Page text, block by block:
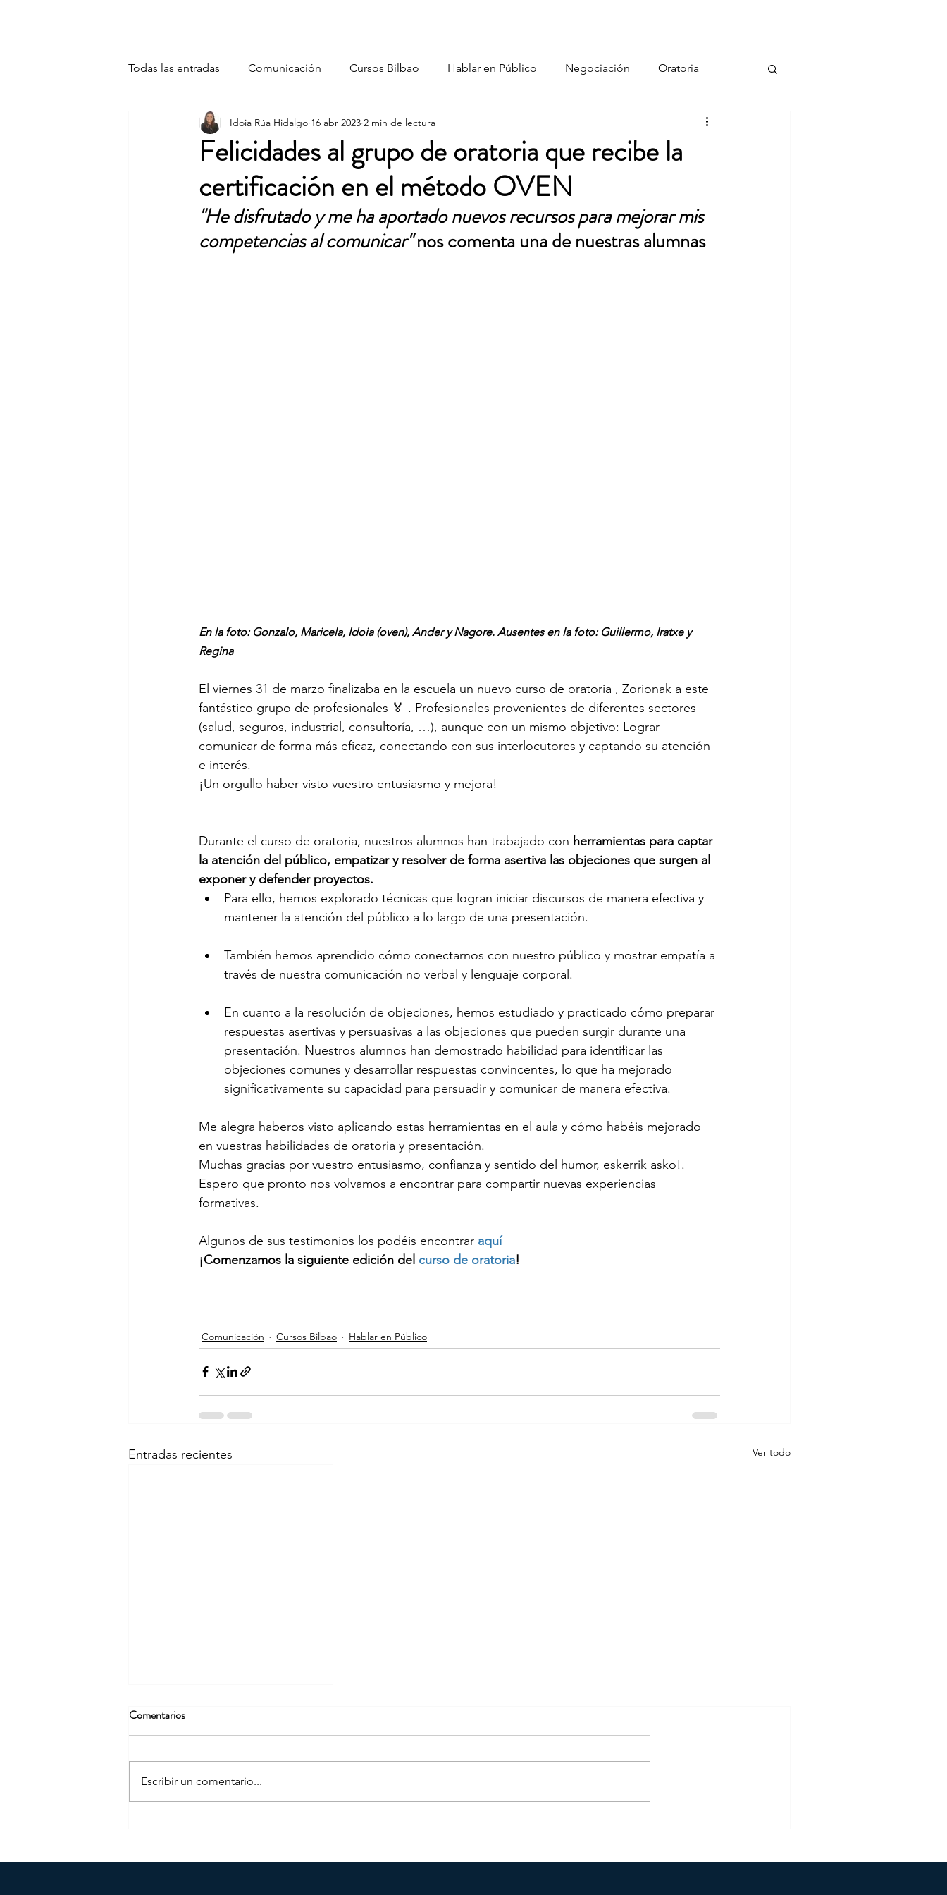
Todas las entradas Comunicación Cursos Bilbao Hablar en Público Negociación Oratoria
Publicaciones Ventas
Felicidades al grupo de oratoria que recibe la
certificación en el método OVEN
Idoia Rúa Hidalgo 16 abr 2023 2 min de lectura
"He disfrutado y me ha aportado nuevos recursos para mejorar mis
competencias al comunicar" nos comenta una de nuestras alumnas
En la foto: Gonzalo, Maricela, Idoia (oven), Ander y Nagore. Ausentes en la foto: Guillermo, Iratxe y
Regina
El viernes 31 de marzo finalizaba en la escuela un nuevo curso de oratoria , Zorionak a este
fantástico grupo de profesionales 🏅 . Profesionales provenientes de diferentes sectores
(salud, seguros, industrial, consultoría, …), aunque con un mismo objetivo: Lograr
comunicar de forma más eficaz, conectando con sus interlocutores y captando su atención
e interés.
¡Un orgullo haber visto vuestro entusiasmo y mejora!
Durante el curso de oratoria, nuestros alumnos han trabajado con herramientas para captar
la atención del público, empatizar y resolver de forma asertiva las objeciones que surgen al
exponer y defender proyectos.
Para ello, hemos explorado técnicas que logran iniciar discursos de manera efectiva y
mantener la atención del público a lo largo de una presentación.
También hemos aprendido cómo conectarnos con nuestro público y mostrar empatía a
través de nuestra comunicación no verbal y lenguaje corporal.
En cuanto a la resolución de objeciones, hemos estudiado y practicado cómo preparar
respuestas asertivas y persuasivas a las objeciones que pueden surgir durante una
presentación. Nuestros alumnos han demostrado habilidad para identificar las
objeciones comunes y desarrollar respuestas convincentes, lo que ha mejorado
significativamente su capacidad para persuadir y comunicar de manera efectiva.
Me alegra haberos visto aplicando estas herramientas en el aula y cómo habéis mejorado
en vuestras habilidades de oratoria y presentación.
Muchas gracias por vuestro entusiasmo, confianza y sentido del humor, eskerrik asko!.
Espero que pronto nos volvamos a encontrar para compartir nuevas experiencias
formativas.
Algunos de sus testimonios los podéis encontrar aquí
¡Comenzamos la siguiente edición del curso de oratoria!
Comunicación Cursos Bilbao Hablar en Público
Entradas recientes Ver todo
Comentarios
Escribir un comentario...